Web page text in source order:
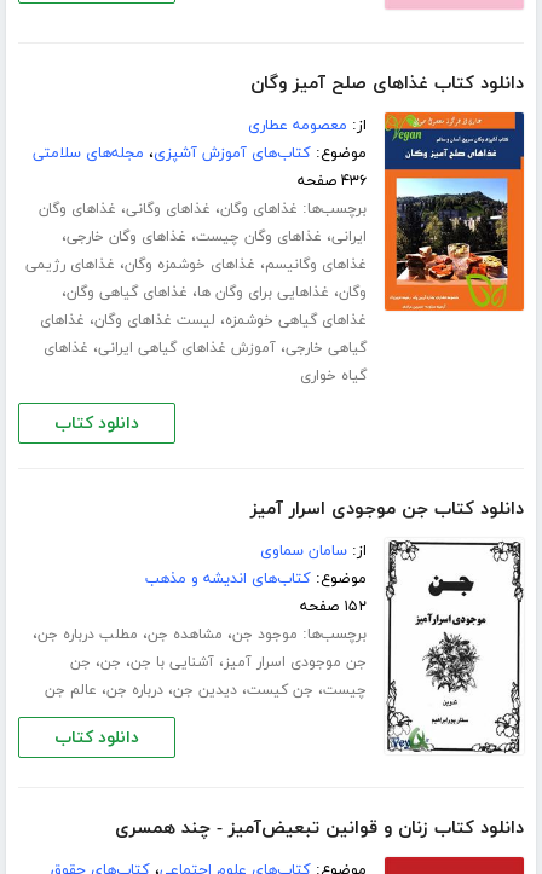
دانلود کتاب غذاهای صلح آمیز وگان
از: معصومه عطاری
موضوع:کتاب‌های آموزش آشپزی، مجله‌های سلامتی
۴۳۶ صفحه
برچسب‌ها: غذاهای وگان، غذاهای وگانی، غذاهای وگان
ایرانی، غذاهای وگان چیست، غذاهای وگان خارجی،
غذاهای وگانیسم، غذاهای خوشمزه وگان، غذاهای رژیمی
وگان، غذاهایی برای وگان ها، غذاهای گیاهی وگان،
غذاهای گیاهی خوشمزه، لیست غذاهای وگان، غذاهای
گیاهی خارجی،آموزش غذاهای گیاهی ایرانی، غذاهای
گیاه خواری
دانلود کتاب
دانلود کتاب جن موجودی اسرار آمیز
از:سامان سماوی
موضوع:کتاب‌های اندیشه و مذهب
۱۵۲ صفحه
برچسب‌ها: موجود جن، مشاهده جن، مطلب درباره جن،
جن موجودی اسرار آمیز،آشنایی با جن، جن، جن
چیست، جن کیست،دیدین جن،درباره جن، عالم جن
دانلود کتاب
دانلود کتاب زنان و قوانین تبعیض‌آمیز - چند همسری